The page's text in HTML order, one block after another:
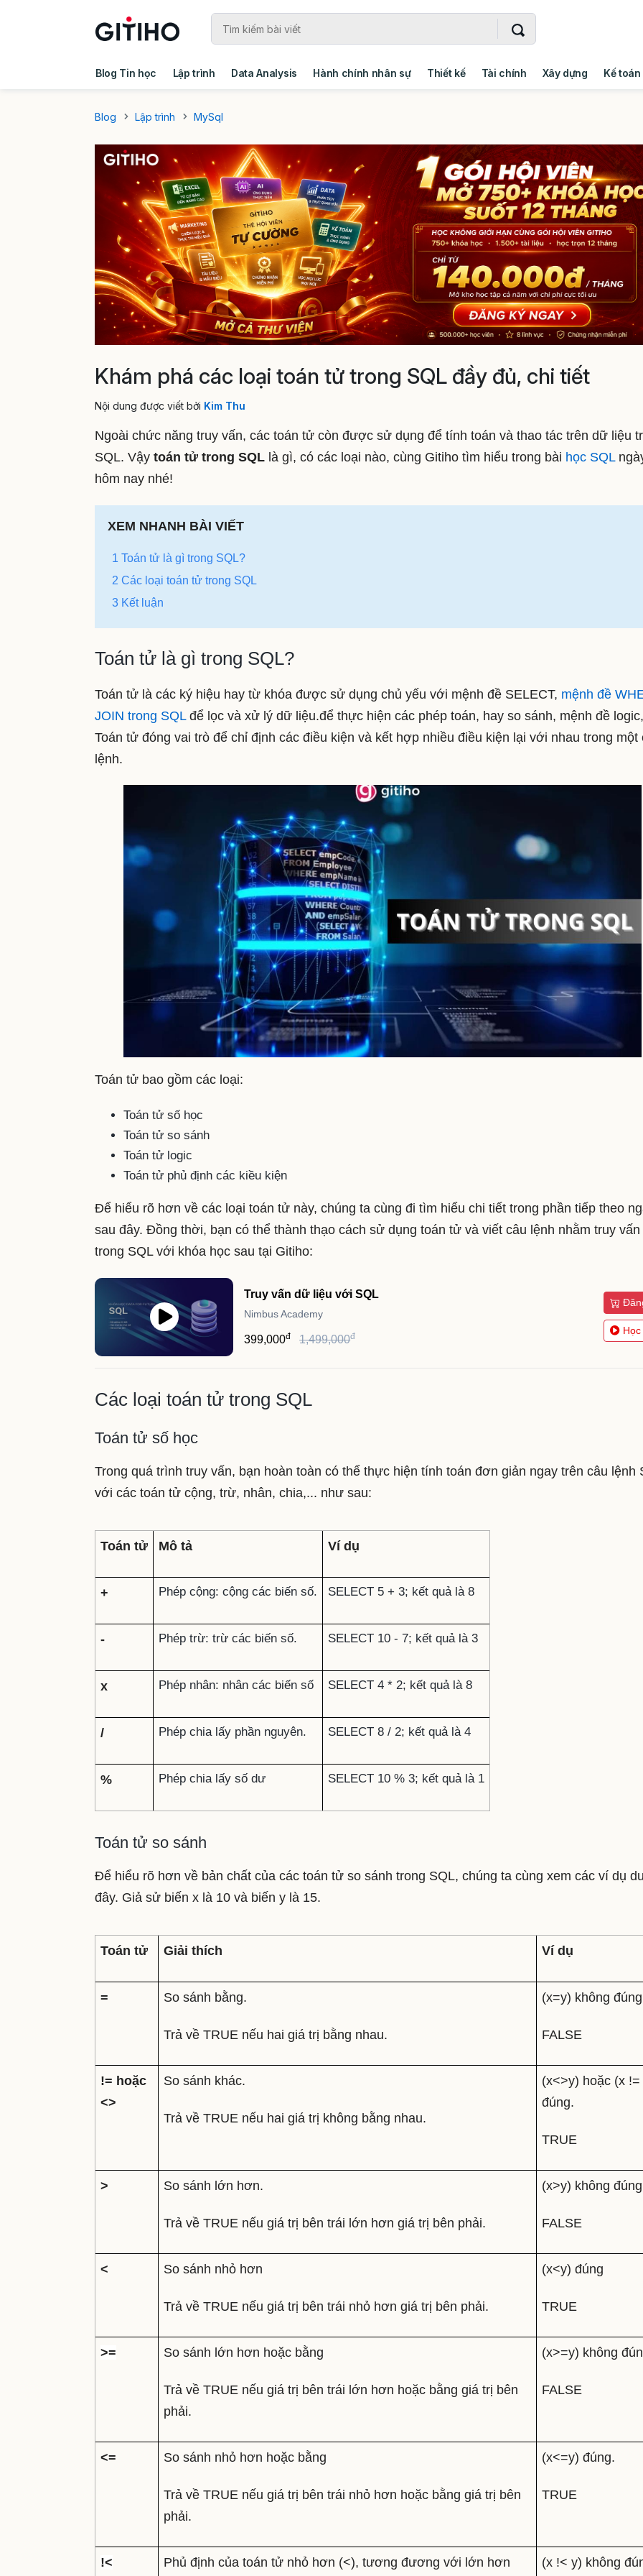
Blog Tin học Lập trình Data Analysis Hành chính nhân sự Thiết kế Tài chính Xây dựng Kế toán
Blog
Lập trình MySql
Khám phá các loại toán tử trong SQL đầy đủ, chi tiết
Nội dung được viết bởi Kim Thu
Ngoài chức năng truy vấn, các toán tử còn được sử dụng để tính toán và thao tác trên dữ liệu
SQL. Vậy toán tử trong SQL là gì, có các loại nào, cùng Gitiho tìm hiểu trong bài học SQL
hôm nay nhé!
XEM NHANH BÀI VIẾT
1 Toán tử là gì trong SQL?
2 Các loại toán tử trong SQL
3 Kết luận
Toán tử là gì trong SQL?
Toán tử là các ký hiệu hay từ khóa được sử dụng chủ yếu với mệnh đề SELECT, mệnh đề
JOIN trong SQLđể lọc và xử lý dữ liệu.để thực hiện các phép toán, hay so sánh, mệnh đề
Toán tử đóng vai trò để chỉ định các điều kiện và kết hợp nhiều điều kiện lại với nhau trong một
lệnh.
Toán tử bao gồm các loại:
Toán tử số học
Toán tử so sánh
Toán tử logic
Toán tử phủ định các kiều kiện
Để hiểu rõ hơn về các loại toán tử này, chúng ta cùng đi tìm hiểu chi tiết trong phần tiếp theo
sau đây. Đồng thời, bạn có thể thành thạo cách sử dụng toán tử và viết câu lệnh nhằm truy vấn
trong SQL với khóa học sau tại Gitiho:
Truy vấn dữ liệu với SQL
Nimbus Academy
399,000đ 1,499,000đ
Các loại toán tử trong SQL
Toán tử số học
Trong quá trình truy vấn, bạn hoàn toàn có thể thực hiện tính toán đơn giản ngay trên câu lệnh
với các toán tử cộng, trừ, nhân, chia,... như sau:
Toán tử Mô tả Ví dụ
+ Phép cộng: cộng các biến số. SELECT 5 + 3; kết quả là 8
- Phép trừ: trừ các biến số. SELECT 10 - 7; kết quả là 3
x Phép nhân: nhân các biến số SELECT 4 * 2; kết quả là 8
/ Phép chia lấy phần nguyên. SELECT 8 / 2; kết quả là 4
% Phép chia lấy số dư SELECT 10 % 3; kết quả là 1
Toán tử so sánh
Để hiểu rõ hơn về bản chất của các toán tử so sánh trong SQL, chúng ta cùng xem các ví dụ
đây. Giả sử biến x là 10 và biến y là 15.
Toán tử Giải thích Ví dụ
= So sánh bằng.
Trả về TRUE nếu hai giá trị bằng nhau.
(x=y) không
FALSE
!= hoặc
<>
So sánh khác.
Trả về TRUE nếu hai giá trị không bằng nhau.
(x<>y) hoặc (x !=
đúng.
TRUE
> So sánh lớn hơn.
Trả về TRUE nếu giá trị bên trái lớn hơn giá trị bên phải.
(x>y) không
FALSE
< So sánh nhỏ hơn
Trả về TRUE nếu giá trị bên trái nhỏ hơn giá trị bên phải.
(x<y) đúng
TRUE
>= So sánh lớn hơn hoặc bằng
Trả về TRUE nếu giá trị bên trái lớn hơn hoặc bằng giá trị bên
phải.
(x>=y) không
FALSE
<= So sánh nhỏ hơn hoặc bằng
Trả về TRUE nếu giá trị bên trái nhỏ hơn hoặc bằng giá trị bên
phải.
(x<=y) đúng.
TRUE
!< Phủ định của toán tử nhỏ hơn (<), tương đương với lớn hơn (x !< y) không